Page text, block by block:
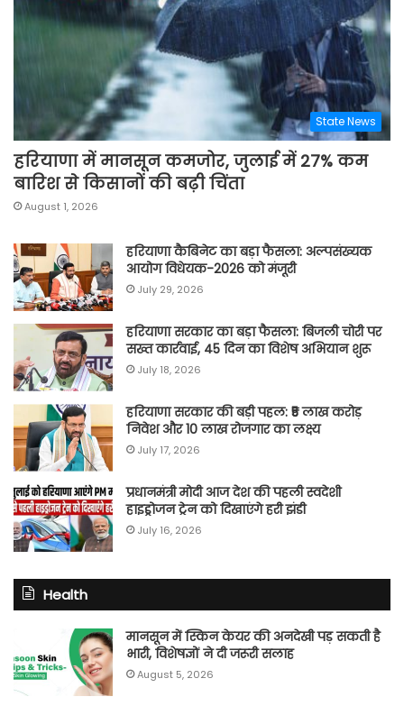
State News
हरियाणा में मानसून कमजोर, जुलाई में 27% कम
बारिश से किसानों की बढ़ी चिंता
August 1, 2026
हरियाणा कैबिनेट का बड़ा फैसला: अल्पसंख्यक
आयोग विधेयक-2026 को मंजूरी
July 29, 2026
हरियाणा सरकार का बड़ा फैसला: बिजली चोरी पर
सख्त कार्रवाई, 45 दिन का विशेष अभियान शुरू
July 18, 2026
हरियाणा सरकार की बड़ी पहल: ₹5 लाख करोड़
निवेश और 10 लाख रोजगार का लक्ष्य
July 17, 2026
प्रधानमंत्री मोदी आज देश की पहली स्वदेशी
हाइड्रोजन ट्रेन को दिखाएंगे हरी झंडी
July 16, 2026
Health
मानसून में स्किन केयर की अनदेखी पड़ सकती है
भारी, विशेषज्ञों ने दी जरूरी सलाह
August 5, 2026